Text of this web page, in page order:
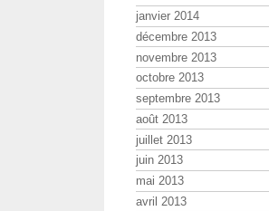
janvier 2014
décembre 2013
novembre 2013
octobre 2013
septembre 2013
août 2013
juillet 2013
juin 2013
mai 2013
avril 2013